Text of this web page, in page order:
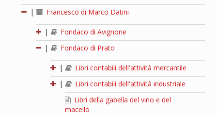
| Francesco di Marco Datini
|
Fondaco di Avignone
|
Fondaco di Prato
|
Libri contabili dell'attività mercantile
|
Libri contabili dell'attività industriale
Libri della gabella del vino e del
macello